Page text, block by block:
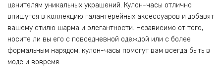
ценителям уникальных украшений. Кулон-часы отлично
впишутся в коллекцию галантерейных аксессуаров и добавят
вашему стилю шарма и элегантности. Независимо от того,
носите ли вы его с повседневной одеждой или с более
формальным нарядом, кулон-часы помогут вам всегда быть в
моде и вовремя.